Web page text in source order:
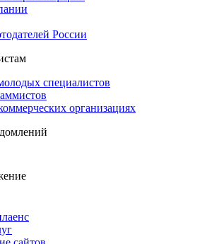
России
специалистов
организациях